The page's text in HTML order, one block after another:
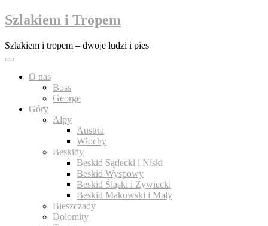
Przejdź
do
Szlakiem i Tropem
Szlakiem i tropem – dwoje ludzi i pies
O nas
Boss
George
Góry
Alpy
Austria
Włochy
Beskidy
Beskid Sądecki i Niski
Beskid Wyspowy
Beskid Śląski i Żywiecki
Beskid Makowski i Mały
Bieszczady
Dolomity